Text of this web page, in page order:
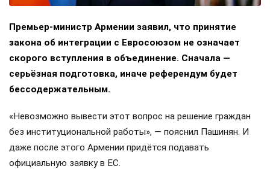
Премьер-министр Армении заявил, что принятие
закона об интеграции с Евросоюзом не означает
скорого вступления в объединение. Сначала —
серьёзная подготовка, иначе референдум будет
бессодержательным.
«Невозможно вывести этот вопрос на решение граждан
без институциональной работы», — пояснил Пашинян. И
даже после этого Армении придётся подавать
официальную заявку в ЕС.